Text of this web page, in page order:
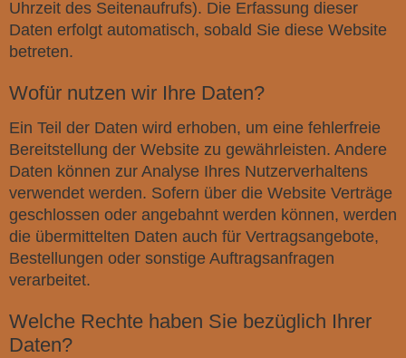
Uhrzeit des Seitenaufrufs). Die Erfassung dieser
Daten erfolgt automatisch, sobald Sie diese Website
betreten.
Wofür nutzen wir Ihre Daten?
Ein Teil der Daten wird erhoben, um eine fehlerfreie
Bereitstellung der Website zu gewährleisten. Andere
Daten können zur Analyse Ihres Nutzerverhaltens
verwendet werden. Sofern über die Website Verträge
geschlossen oder angebahnt werden können, werden
die übermittelten Daten auch für Vertragsangebote,
Bestellungen oder sonstige Auftragsanfragen
verarbeitet.
Welche Rechte haben Sie bezüglich Ihrer
Daten?